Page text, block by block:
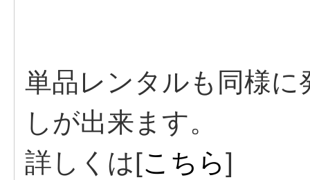
単品レンタルも同様
しが出来ます。
詳しくは[こちら]